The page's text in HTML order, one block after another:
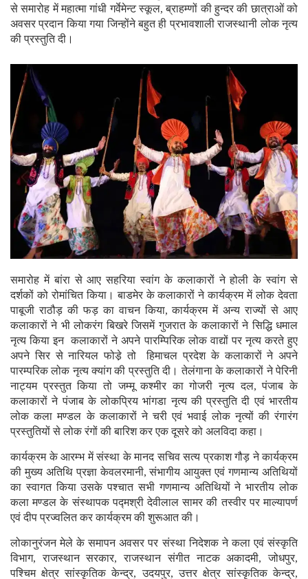
से समारोह में महात्मा गांधी गर्वेमेन्ट स्कूल, ब्राहम्णों की हुन्दर की छात्राओं को
अवसर प्रदान किया गया जिन्होंने बहुत ही प्रभावशाली राजस्थानी लोक नृत्य
की प्रस्तुति दी।
समारोह में बांरा से आए सहरिया स्वांग के कलाकारों ने होली के स्वांग से
दर्शकों को रोमांचित किया। बाडमेर के कलाकारों ने कार्यक्रम में लोक देवता
पाबूजी राठौड़ की फड़ का वाचन किया, कार्यक्रम में अन्य राज्यों से आए
कलाकारों ने भी लोकरंग बिखरे जिसमें गुजरात के कलाकारों ने सिद्धि धमाल
नृत्य किया इन कलाकारों ने अपने पारम्पिरिक लोक वाद्यों पर नृत्य करते हुए
अपने सिर से नारियल फोडे़ तो हिमाचल प्रदेश के कलाकारों ने अपने
पारम्परिक लोक नृत्य क्यांग की प्रस्तुति दी। तेलंगाना के कलाकारों ने पेरिनी
नाट्यम प्रस्तुत किया तो जम्मू कश्मीर का गोजरी नृत्य दल, पंजाब के
कलाकारों ने पंजाब के लोकप्रिय भांगडा नृत्य की प्रस्तुति दी एवं भारतीय
लोक कला मण्डल के कलाकारों ने चरी एवं भवाई लोक नृत्यों की रंगारंग
प्रस्तुतियों से लोक रंगों की बारिश कर एक दूसरे को अलविदा कहा।
कार्यक्रम के आरम्भ में संस्था के मानद सचिव सत्य प्रकाश गौड़ ने कार्यक्रम
की मुख्य अतिथि प्रज्ञा केवलरमानी, संभागीय आयुक्त एवं गणमान्य अतिथियों
का स्वागत किया उसके पश्चात सभी गणमान्य अतिथियों ने भारतीय लोक
कला मण्डल के संस्थापक पद्मश्री देवीलाल सामर की तस्वीर पर माल्यापर्ण
एवं दीप प्रज्वलित कर कार्यक्रम की शुरूआत की।
लोकानुरंजन मेले के समापन अवसर पर संस्था निदेशक ने कला एवं संस्कृति
विभाग, राजस्थान सरकार, राजस्थान संगीत नाटक अकादमी, जोधपुर,
पश्चिम क्षेत्र सांस्कृतिक केन्द्र, उदयपुर, उत्तर क्षेत्र सांस्कृतिक केन्द्र,